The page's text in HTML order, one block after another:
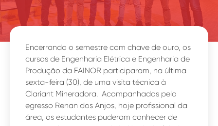
Encerrando o semestre com chave de ouro, os
cursos de Engenharia Elétrica e Engenharia de
Produção da FAINOR participaram, na última
sexta-feira (30), de uma visita técnica à
Clariant Mineradora. Acompanhados pelo
egresso Renan dos Anjos, hoje profissional da
área, os estudantes puderam conhecer de